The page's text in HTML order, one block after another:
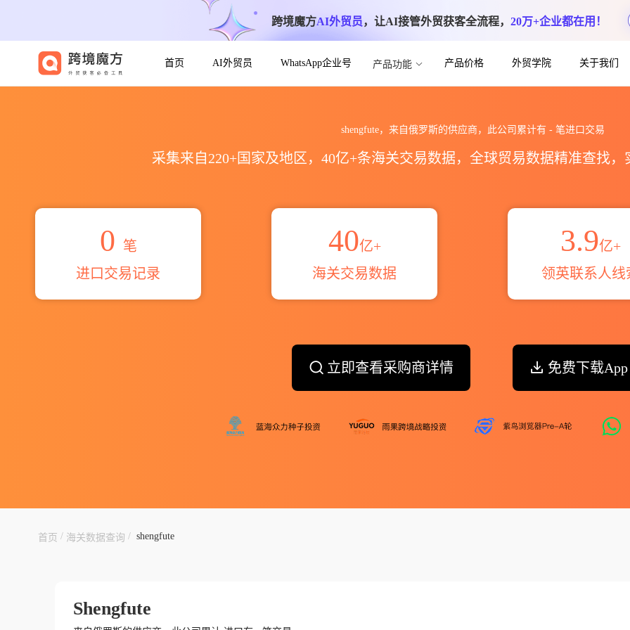
跨境魔方AI外贸员，让AI接管外贸获客全流程， 20万+企业都在用！
首页 AI外贸员 WhatsApp企业号 产品功能 产品价格 外贸学院 关于我们
shengfute，来自俄罗斯的供应商，此公司累计有 -笔进口交易
采集来自220+国家及地区，40亿+条海关交易数据，全球贸易数据精准查找
0 笔
进口交易记录
40亿+
海关交易数据
3.9亿+
领英联系人线
立即查看采购商详情 免费下载App
首页 / 海关数据查询 / shengfute
Shengfute